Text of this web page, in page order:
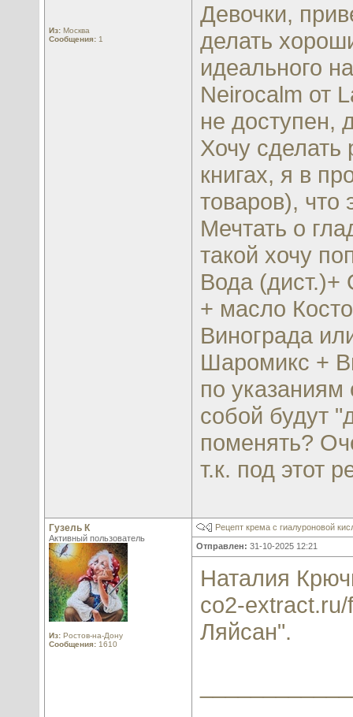
Из: Москва
Сообщения: 1
Девочки,
делать
идеального
Neirocalm от
не доступен,
Хочу
книгах, я в
товаров), что
Мечтать о
такой хочу
Вода
+ масло
Винограда
Шаромикс +
по
собой будут
поменять?
т.к. под этот
Гузель К
Активный пользователь
Из: Ростов-на-Дону
Сообщения: 1610
Рецепт крема с гиалуроновой
Отправлен: 31-10-2025 12:21
Наталия
co2-
Ляйсан".